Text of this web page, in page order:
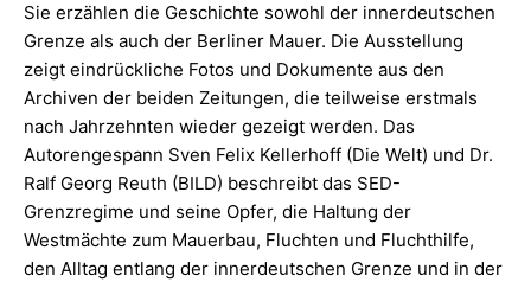
Sie erzählen die Geschichte sowohl der innerdeutschen
Grenze als auch der Berliner Mauer. Die Ausstellung
zeigt eindrückliche Fotos und Dokumente aus den
Archiven der beiden Zeitungen, die teilweise erstmals
nach Jahrzehnten wieder gezeigt werden. Das
Autorengespann Sven Felix Kellerhoff (Die Welt) und Dr.
Ralf Georg Reuth (BILD) beschreibt das SED-
Grenzregime und seine Opfer, die Haltung der
Westmächte zum Mauerbau, Fluchten und Fluchthilfe,
den Alltag entlang der innerdeutschen Grenze und in der